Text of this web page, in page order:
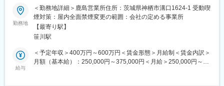
の活用
※「水処理薬剤を売る」ことがゴールではなく、顧客の操業課題・
改善目標に向き合う営業スタイルです
※業界未経験の方でも、入社後の体系的な教育およびOJTを通じて
業務を習得していただけます！
■就業環境
◎ 教育・OJTで専門知識を身につけられる
◎ 安定したエコラボグループ基盤×立ち上げ期
■業務内容
石油精製・石油化学プラントを中心とした顧客に対し、水処理お
よび各種プロセスに関わる薬剤・ソリューションの技術営業（ソ
リューション営業）を担当いただきます。
勤務地
＜勤務地詳細＞鹿島営業所住所：茨城県神栖市溝口1624-1 受動喫
煙対策：屋内全面禁煙変更の範囲：会社の定める事業所
【最寄り駅】
笹川駅
給与
＜予定年収＞400万円～600万円＜賃金形態＞月給制＜賃金内訳＞
月額（基本給）：250,000円～375,000円＜月給＞250,000円～